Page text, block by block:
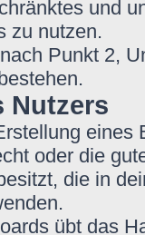
und
zu nutzen.
Punkt 2,
Nutzers
eines
oder die
die in
übt das